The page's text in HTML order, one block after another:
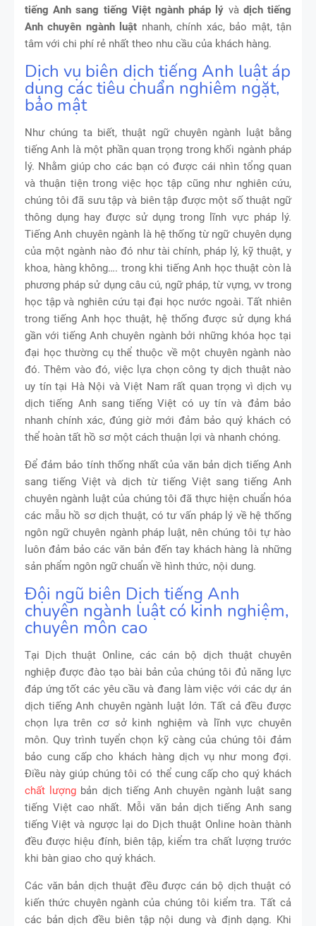
tiếng Anh sang tiếng Việt ngành pháp lý và dịch tiếng
Anh chuyên ngành luật nhanh, chính xác, bảo mật, tận
tâm với chi phí rẻ nhất theo nhu cầu của khách hàng.
Dịch vụ biên dịch tiếng Anh luật áp
dụng các tiêu chuẩn nghiêm ngặt,
bảo mật
Như chúng ta biết, thuật ngữ chuyên ngành luật bằng
tiếng Anh là một phần quan trọng trong khối ngành pháp
lý. Nhằm giúp cho các bạn có được cái nhìn tổng quan
và thuận tiện trong việc học tập cũng như nghiên cứu,
chúng tôi đã sưu tập và biên tập được một số thuật ngữ
thông dụng hay được sử dụng trong lĩnh vực pháp lý.
Tiếng Anh chuyên ngành là hệ thống từ ngữ chuyên dụng
của một ngành nào đó như tài chính, pháp lý, kỹ thuật, y
khoa, hàng không…. trong khi tiếng Anh học thuật còn là
phương pháp sử dụng câu cú, ngữ pháp, từ vựng, vv trong
học tập và nghiên cứu tại đại học nước ngoài. Tất nhiên
trong tiếng Anh học thuật, hệ thống được sử dụng khá
gần với tiếng Anh chuyên ngành bởi những khóa học tại
đại học thường cụ thể thuộc về một chuyên ngành nào
đó. Thêm vào đó, việc lựa chọn công ty dịch thuật nào
uy tín tại Hà Nội và Việt Nam rất quan trọng vì dịch vụ
dịch tiếng Anh sang tiếng Việt có uy tín và đảm bảo
nhanh chính xác, đúng giờ mới đảm bảo quý khách có
thể hoàn tất hồ sơ một cách thuận lợi và nhanh chóng.
Để đảm bảo tính thống nhất của văn bản dịch tiếng Anh
sang tiếng Việt và dịch từ tiếng Việt sang tiếng Anh
chuyên ngành luật của chúng tôi đã thực hiện chuẩn hóa
các mẫu hồ sơ dịch thuật, có tư vấn pháp lý về hệ thống
ngôn ngữ chuyên ngành pháp luật, nên chúng tôi tự hào
luôn đảm bảo các văn bản đến tay khách hàng là những
sản phẩm ngôn ngữ chuẩn về hình thức, nội dung.
Đội ngũ biên Dịch tiếng Anh
chuyên ngành luật có kinh nghiệm,
chuyên môn cao
Tại Dịch thuật Online, các cán bộ dịch thuật chuyên
nghiệp được đào tạo bài bản của chúng tôi đủ năng lực
đáp ứng tốt các yêu cầu và đang làm việc với các dự án
dịch tiếng Anh chuyên ngành luật lớn. Tất cả đều được
chọn lựa trên cơ sở kinh nghiệm và lĩnh vực chuyên
môn. Quy trình tuyển chọn kỹ càng của chúng tôi đảm
bảo cung cấp cho khách hàng dịch vụ như mong đợi.
Điều này giúp chúng tôi có thể cung cấp cho quý khách
chất lượng bản dịch tiếng Anh chuyên ngành luật sang
tiếng Việt cao nhất. Mỗi văn bản dịch tiếng Anh sang
tiếng Việt và ngược lại do Dịch thuật Online hoàn thành
đều được hiệu đính, biên tập, kiểm tra chất lượng trước
khi bàn giao cho quý khách.
Các văn bản dịch thuật đều được cán bộ dịch thuật có
kiến thức chuyên ngành của chúng tôi kiểm tra. Tất cả
các bản dịch đều biên tập nội dung và định dạng. Khi